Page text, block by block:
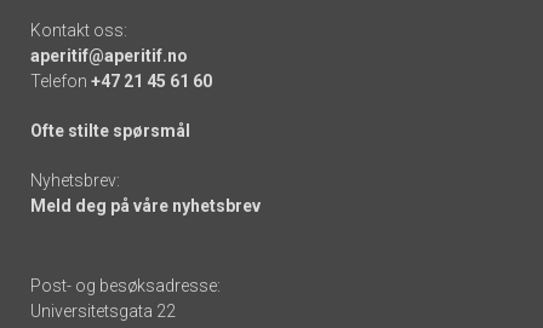
Kontakt oss:
aperitif@aperitif.no
Telefon +47 21 45 61 60
Ofte stilte spørsmål
Nyhetsbrev:
Meld deg på våre nyhetsbrev
Post- og besøksadresse:
Universitetsgata 22